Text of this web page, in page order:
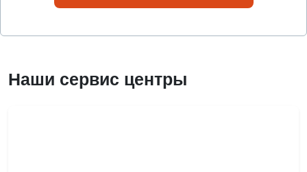
Наши сервис центры